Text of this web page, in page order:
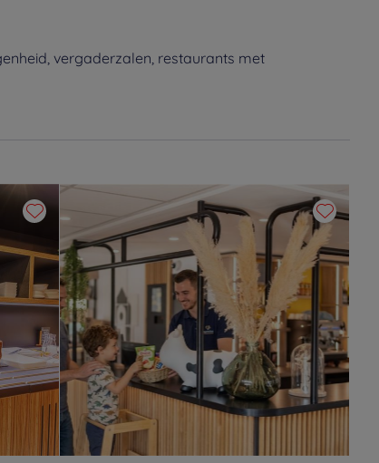
vergaderzalen, restaurants met